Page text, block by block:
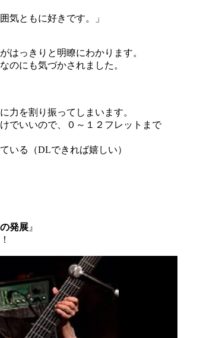
気ともに好きです。」
はっきりと明瞭にわかります。
のにも気づかされました。
力を割り振ってしまいます。
でいいので、０～１２フレットまで
いる（DLできれば嬉しい）
発展 』